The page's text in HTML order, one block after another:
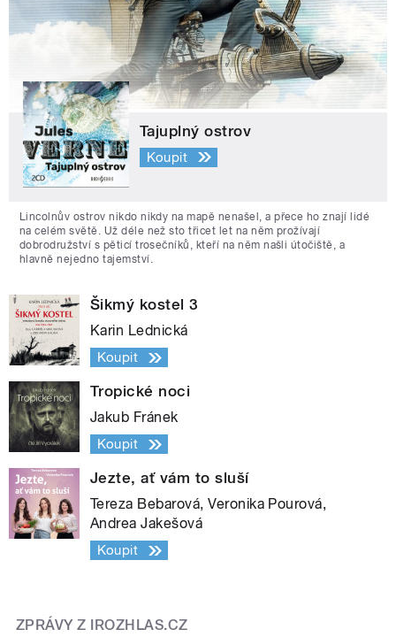
Tajuplný ostrov
Koupit
Lincolnův ostrov nikdo nikdy na mapě nenašel, a přece ho znají lidé
na celém světě. Už déle než sto třicet let na něm prožívají
dobrodružství s pěticí trosečníků, kteří na něm našli útočiště, a
hlavně nejedno tajemství.
Šikmý kostel 3
Karin Lednická
Koupit
Tropické noci
Jakub Fránek
Koupit
Jezte, ať vám to sluší
Tereza Bebarová, Veronika Pourová,
Andrea Jakešová
Koupit
ZPRÁVY Z IROZHLAS.CZ